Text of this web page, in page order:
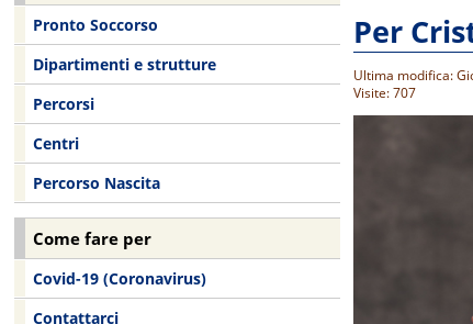
Per
Ultima modifica:
Visite: 707
Pronto Soccorso
Dipartimenti e strutture
Percorsi
Centri
Percorso Nascita
Come fare per
Covid-19 (Coronavirus)
Contattarci